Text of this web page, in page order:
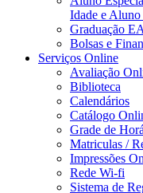
Idade e
Graduação
Bolsas e
Serviços Online
Avaliação
Biblioteca
Calendários
Catálogo
Grade de
Matriculas /
Impressões
Rede Wi-fi
Sistema de